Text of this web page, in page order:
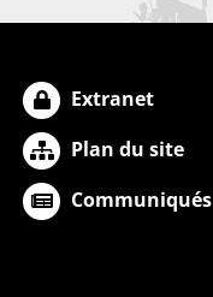
Extranet
Plan du site
Communiqués